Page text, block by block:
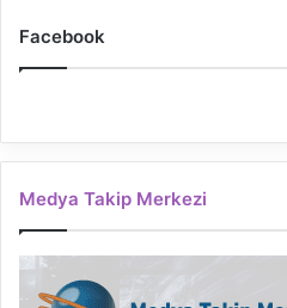
Facebook
Medya Takip Merkezi